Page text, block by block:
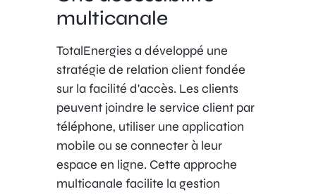
multicanale
TotalEnergies a développé une
stratégie de relation client fondée
sur la facilité d'accès. Les clients
peuvent joindre le service client par
téléphone, utiliser une application
mobile ou se connecter à leur
espace en ligne. Cette approche
multicanale facilite la gestion